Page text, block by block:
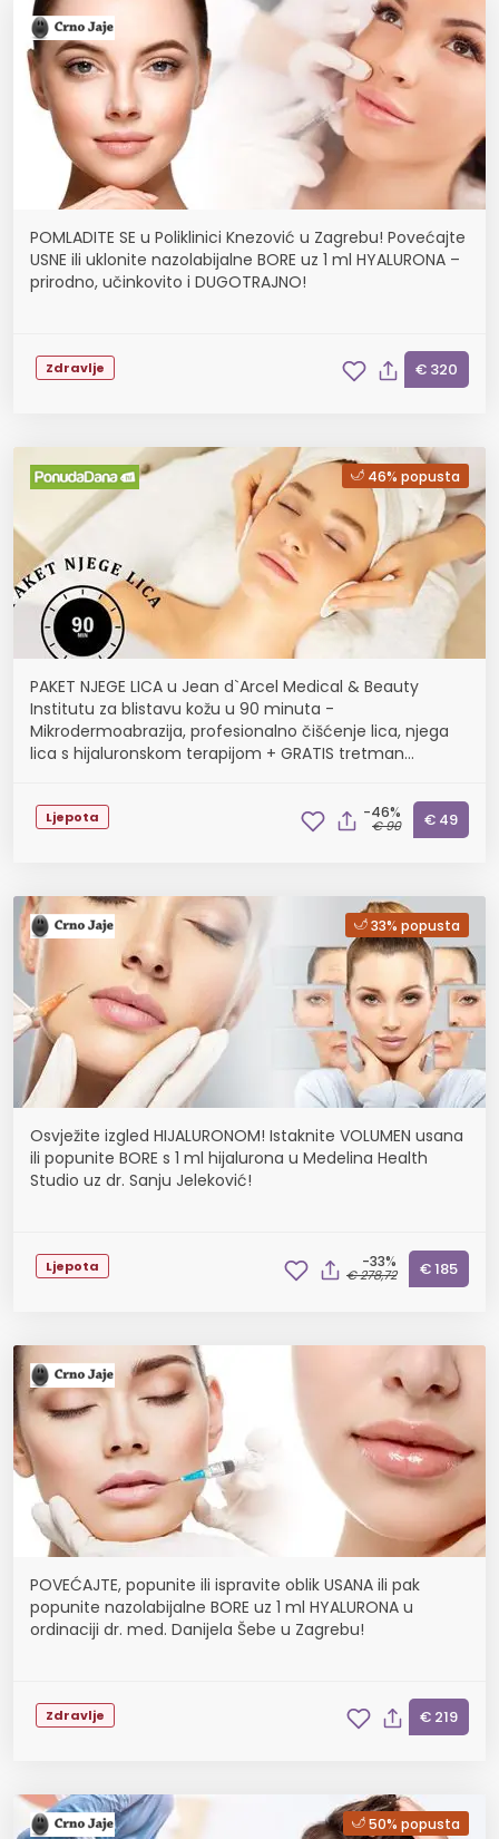
POMLADITE SE u Poliklinici Knezović u Zagrebu! Povećajte
USNE ili uklonite nazolabijalne BORE uz 1 ml HYALURONA –
prirodno, učinkovito i DUGOTRAJNO!
Zdravlje € 320
46% popusta
PAKET NJEGE LICA u Jean d`Arcel Medical & Beauty
Institutu za blistavu kožu u 90 minuta -
Mikrodermoabrazija, profesionalno čišćenje lica, njega
lica s hijaluronskom terapijom + GRATIS tretman
Ljepota -46%
€ 90 € 49
33% popusta
Osvježite izgled HIJALURONOM! Istaknite VOLUMEN usana
ili popunite BORE s 1 ml hijalurona u Medelina Health
Studio uz dr. Sanju Jeleković!
Ljepota -33%
€ 278,72 € 185
POVEĆAJTE, popunite ili ispravite oblik USANA ili pak
popunite nazolabijalne BORE uz 1 ml HYALURONA u
ordinaciji dr. med. Danijela Šebe u Zagrebu!
Zdravlje € 219
50% popusta